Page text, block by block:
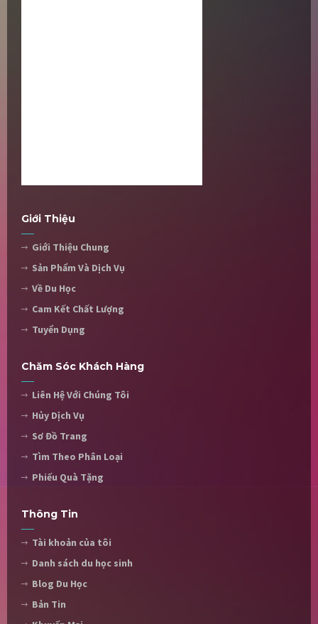
Giới Thiệu
Giới Thiệu Chung
Sản Phẩm Và Dịch Vụ
Về Du Học
Cam Kết Chất Lượng
Tuyển Dụng
Chăm Sóc Khách Hàng
Liên Hệ Với Chúng Tôi
Hủy Dịch Vụ
Sơ Đồ Trang
Tìm Theo Phân Loại
Phiếu Quà Tặng
Thông Tin
Tài khoản của tôi
Danh sách du học sinh
Blog Du Học
Bản Tin